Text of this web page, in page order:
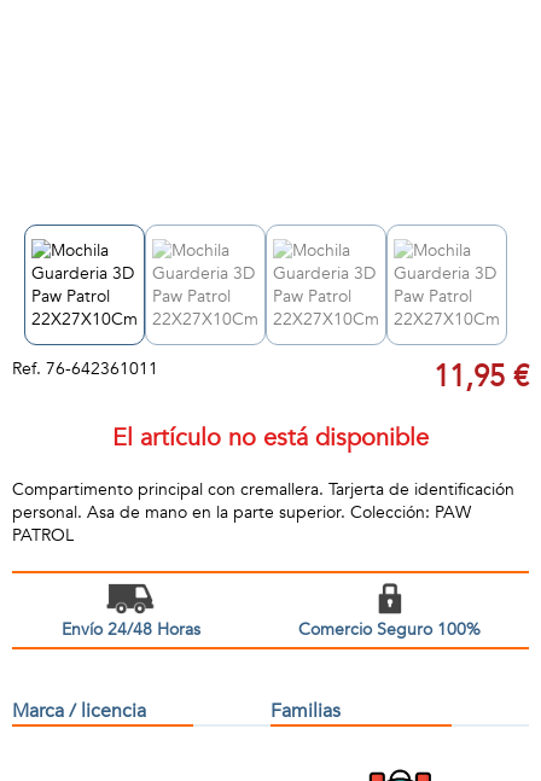
Ref. 76-642361011 11,95 €
El artículo no está disponible
Compartimento principal con cremallera. Tarjerta de identificación
personal. Asa de mano en la parte superior. Colección: PAW
PATROL
Envío 24/48 Horas Comercio Seguro 100%
Marca / licencia Familias